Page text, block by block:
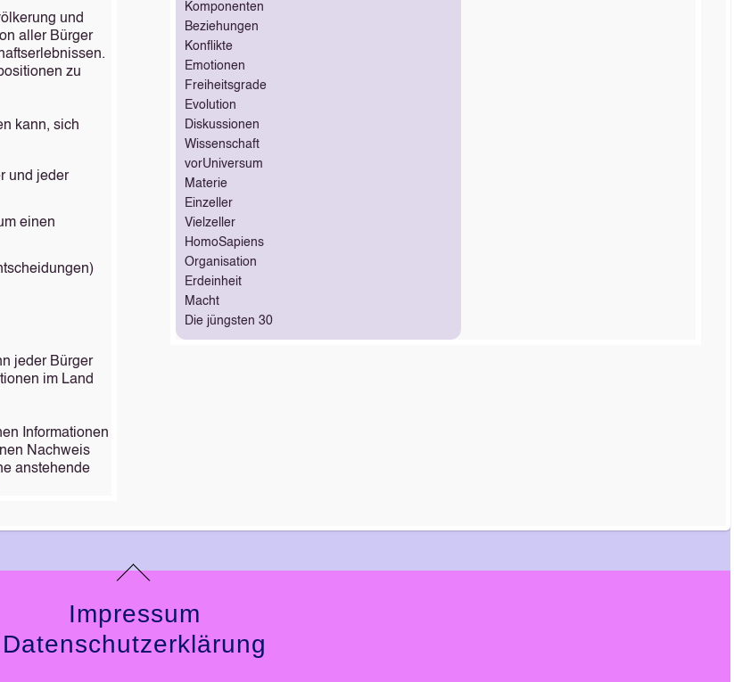
und
aller Bürger
zu
kann, sich
und jeder
einen
jeder Bürger
im Land
Informationen
Nachweis
anstehende
Komponenten
Beziehungen
Konflikte
Emotionen
Freiheitsgrade
Evolution
Diskussionen
Wissenschaft
vorUniversum
Materie
Einzeller
Vielzeller
HomoSapiens
Organisation
Erdeinheit
Macht
Die jüngsten 30
Impressum
Datenschutzerklärung